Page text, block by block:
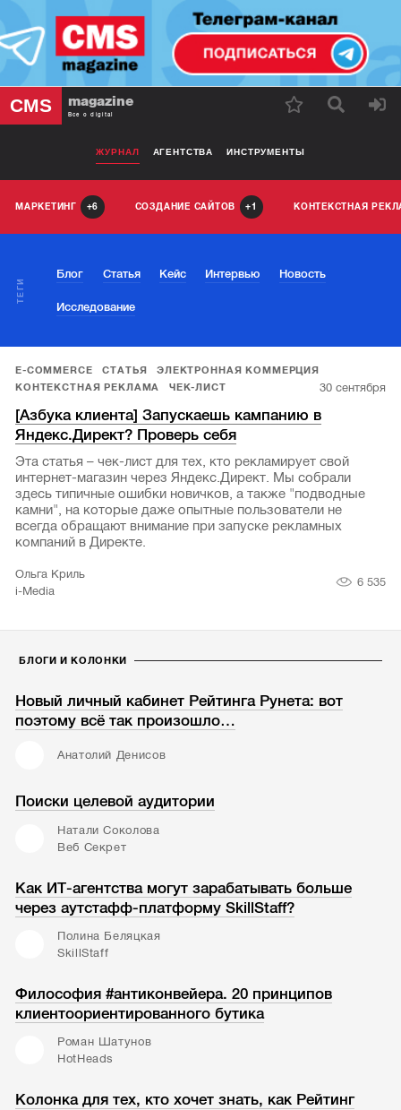
CMS magazine
Все о digital
ЖУРНАЛ АГЕНТСТВА ИНСТРУМЕНТЫ
МАРКЕТИНГ 6 СОЗДАНИЕ САЙТОВ 1 КОНТЕКСТНАЯ
ТЕГИ
Блог Статья Кейс Интервью Новость
Исследование
E-COMMERCE СТАТЬЯ
ЭЛЕКТРОННАЯ КОММЕРЦИЯ
КОНТЕКСТНАЯ РЕКЛАМА
ЧЕК-ЛИСТ 30 сентября
[Азбука клиента] Запускаешь кампанию в
Яндекс.Директ? Проверь себя
Эта статья – чек-лист для тех, кто рекламирует свой
интернет-магазин через Яндекс.Директ. Мы собрали
здесь типичные ошибки новичков, а также "подводные
камни", на которые даже опытные пользователи не
всегда обращают внимание при запуске рекламных
компаний в Директе.
Ольга Криль
i-Media
6 535
БЛОГИ И КОЛОНКИ
Новый личный кабинет Рейтинга Рунета: вот
поэтому всё так произошло…
Анатолий Денисов
Поиски целевой аудитории
Натали Соколова
Веб Секрет
Как ИТ-агентства могут зарабатывать больше
через аутстафф-платформу SkillStaff?
Полина Беляцкая
SkillStaff
Философия #антиконвейера. 20 принципов
клиентоориентированного бутика
Роман Шатунов
HotHeads
Колонка для тех, кто хочет знать, как Рейтинг